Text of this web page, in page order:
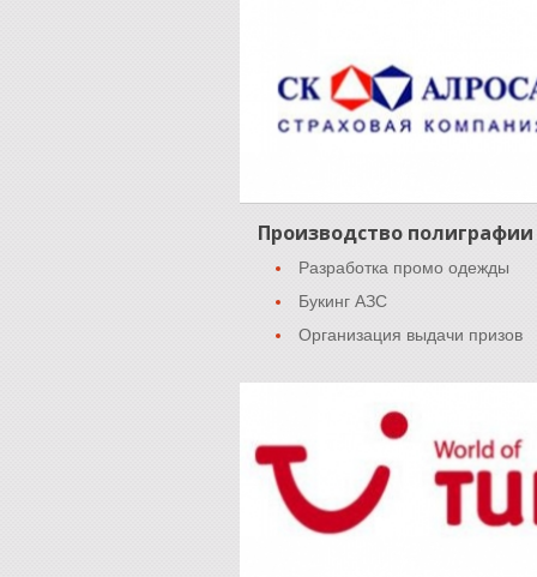
Производство полиграфии
Разработка промо одежды
Букинг АЗС
Организация выдачи призов